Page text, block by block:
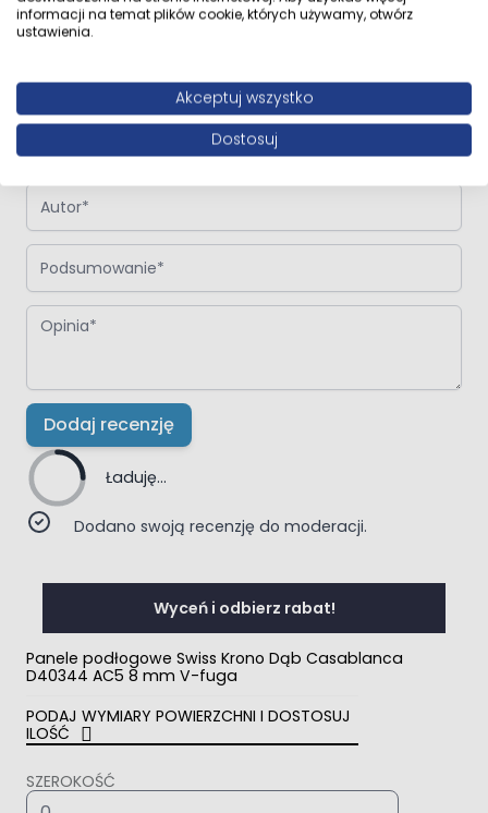
Napisz własną recenzję
Autor
Podsumowanie
Opinia
Dodaj recenzję
Ładuję...
Dodano swoją recenzję do moderacji.
Wyceń i odbierz rabat!
Panele podłogowe Swiss Krono Dąb Casablanca
D40344 AC5 8 mm V-fuga
PODAJ WYMIARY POWIERZCHNI I DOSTOSUJ
ILOŚĆ
SZEROKOŚĆ
informacji na temat plików cookie, których używamy, otwórz
ustawienia.
Akceptuj wszystko
Dostosuj